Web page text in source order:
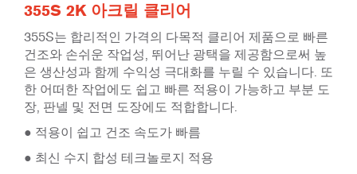
355S 2K 아크릴 클리어
355S는 합리적인 가격의 다목적 클리어 제품으로 빠른
건조와 손쉬운 작업성, 뛰어난 광택을 제공함으로써 높
은 생산성과 함께 수익성 극대화를 누릴 수 있습니다. 또
한 어떠한 작업에도 쉽고 빠른 적용이 가능하고 부분 도
장, 판넬 및 전면 도장에도 적합합니다.
● 적용이 쉽고 건조 속도가 빠름
● 최신 수지 합성 테크놀로지 적용